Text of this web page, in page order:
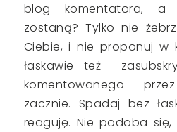
blog komentatora, a
zostaną? Tylko nie
Ciebie, i nie proponuj w
łaskawie też
komentowanego
zacznie. Spadaj bez
reaguję. Nie podoba